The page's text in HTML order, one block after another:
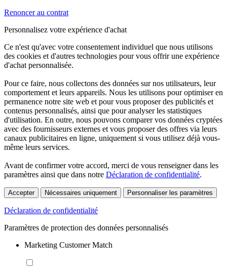
Renoncer au contrat
Personnalisez votre expérience d'achat
Ce n'est qu'avec votre consentement individuel que nous utilisons
des cookies et d'autres technologies pour vous offrir une expérience
d'achat personnalisée.
Pour ce faire, nous collectons des données sur nos utilisateurs, leur
comportement et leurs appareils. Nous les utilisons pour optimiser en
permanence notre site web et pour vous proposer des publicités et
contenus personnalisés, ainsi que pour analyser les statistiques
d'utilisation. En outre, nous pouvons comparer vos données cryptées
avec des fournisseurs externes et vous proposer des offres via leurs
canaux publicitaires en ligne, uniquement si vous utilisez déjà vous-
même leurs services.
Avant de confirmer votre accord, merci de vous renseigner dans les
paramètres ainsi que dans notre Déclaration de confidentialité.
Accepter Nécessaires uniquement Personnaliser les paramètres
Déclaration de confidentialité
Paramètres de protection des données personnalisés
Marketing Customer Match